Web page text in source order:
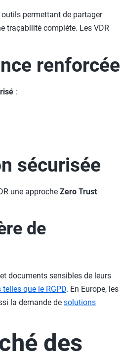
permettant de partager
traçabilité complète. Les VDR
renforcée
:
sécurisée
une approche Zero Trust
de
documents sensibles de leurs
que le RGPD. En Europe, les
la demande de solutions
des